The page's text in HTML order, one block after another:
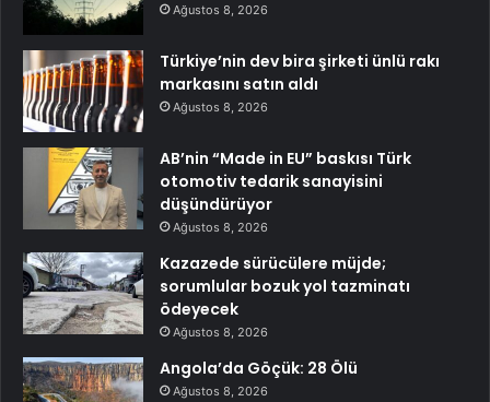
Ağustos 8, 2026
Türkiye’nin dev bira şirketi ünlü rakı
markasını satın aldı
Ağustos 8, 2026
AB’nin “Made in EU” baskısı Türk
otomotiv tedarik sanayisini
düşündürüyor
Ağustos 8, 2026
Kazazede sürücülere müjde;
sorumlular bozuk yol tazminatı
ödeyecek
Ağustos 8, 2026
Angola’da Göçük: 28 Ölü
Ağustos 8, 2026